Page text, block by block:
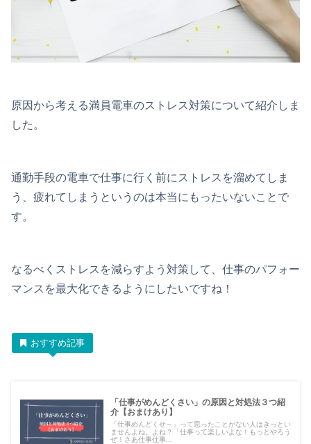
原因から考える満員電車のストレス対策について紹介しま
した。
通勤手段の電車で仕事に行く前にストレスを溜めてしま
う、疲れてしまうというのは本当にもったいないことで
す。
なるべくストレスを減らすよう対策して、仕事のパフォー
マンスを最大化できるようにしたいですね！
おすすめ記事
「仕事がめんどくさい」の原因と対処法３つ紹
介【おまけあり】
「仕事めんどくせ～」って思ったことがない人はきっとい
ませんよね。よね？「仕事って楽しいよな！もっとやろう
ぜ！さあ仕事仕事...